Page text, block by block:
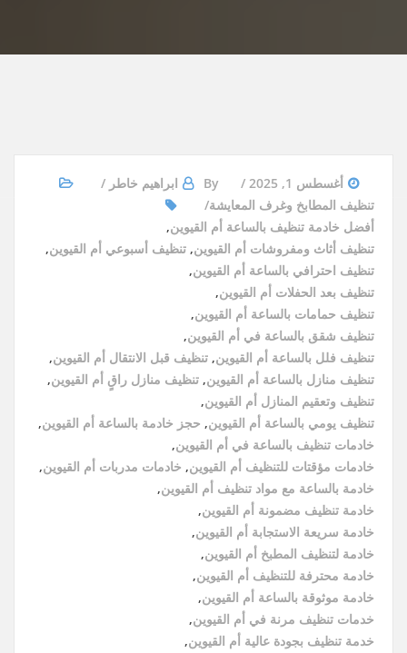
أغسطس 1, 2025 By
ابراهيم خاطر
تنظيف المطابخ وغرف المعايشة
أفضل خادمة تنظيف بالساعة أم القيوين,
تنظيف أثاث ومفروشات أم القيوين, تنظيف أسبوعي أم القيوين,
تنظيف احترافي بالساعة أم القيوين,
تنظيف بعد الحفلات أم القيوين,
تنظيف حمامات بالساعة أم القيوين,
تنظيف شقق بالساعة في أم القيوين,
تنظيف فلل بالساعة أم القيوين, تنظيف قبل الانتقال أم القيوين,
تنظيف منازل بالساعة أم القيوين, تنظيف منازل راقٍ أم القيوين,
تنظيف وتعقيم المنازل أم القيوين,
تنظيف يومي بالساعة أم القيوين, حجز خادمة بالساعة أم القيوين,
خادمات تنظيف بالساعة في أم القيوين,
خادمات مؤقتات للتنظيف أم القيوين, خادمات مدربات أم القيوين,
خادمة بالساعة مع مواد تنظيف أم القيوين,
خادمة تنظيف مضمونة أم القيوين,
خادمة سريعة الاستجابة أم القيوين,
خادمة لتنظيف المطبخ أم القيوين,
خادمة محترفة للتنظيف أم القيوين,
خادمة موثوقة بالساعة أم القيوين,
خدمات تنظيف مرنة في أم القيوين,
خدمة تنظيف بجودة عالية أم القيوين,